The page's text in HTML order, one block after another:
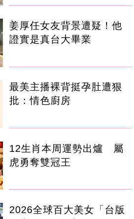
姜厚任女友背景遭疑！他
證實是真台大畢業
最美主播裸背挺孕肚遭狠
批：情色廚房
12生肖本周運勢出爐 屬
虎勇奪雙冠王
2026全球百大美女「台版